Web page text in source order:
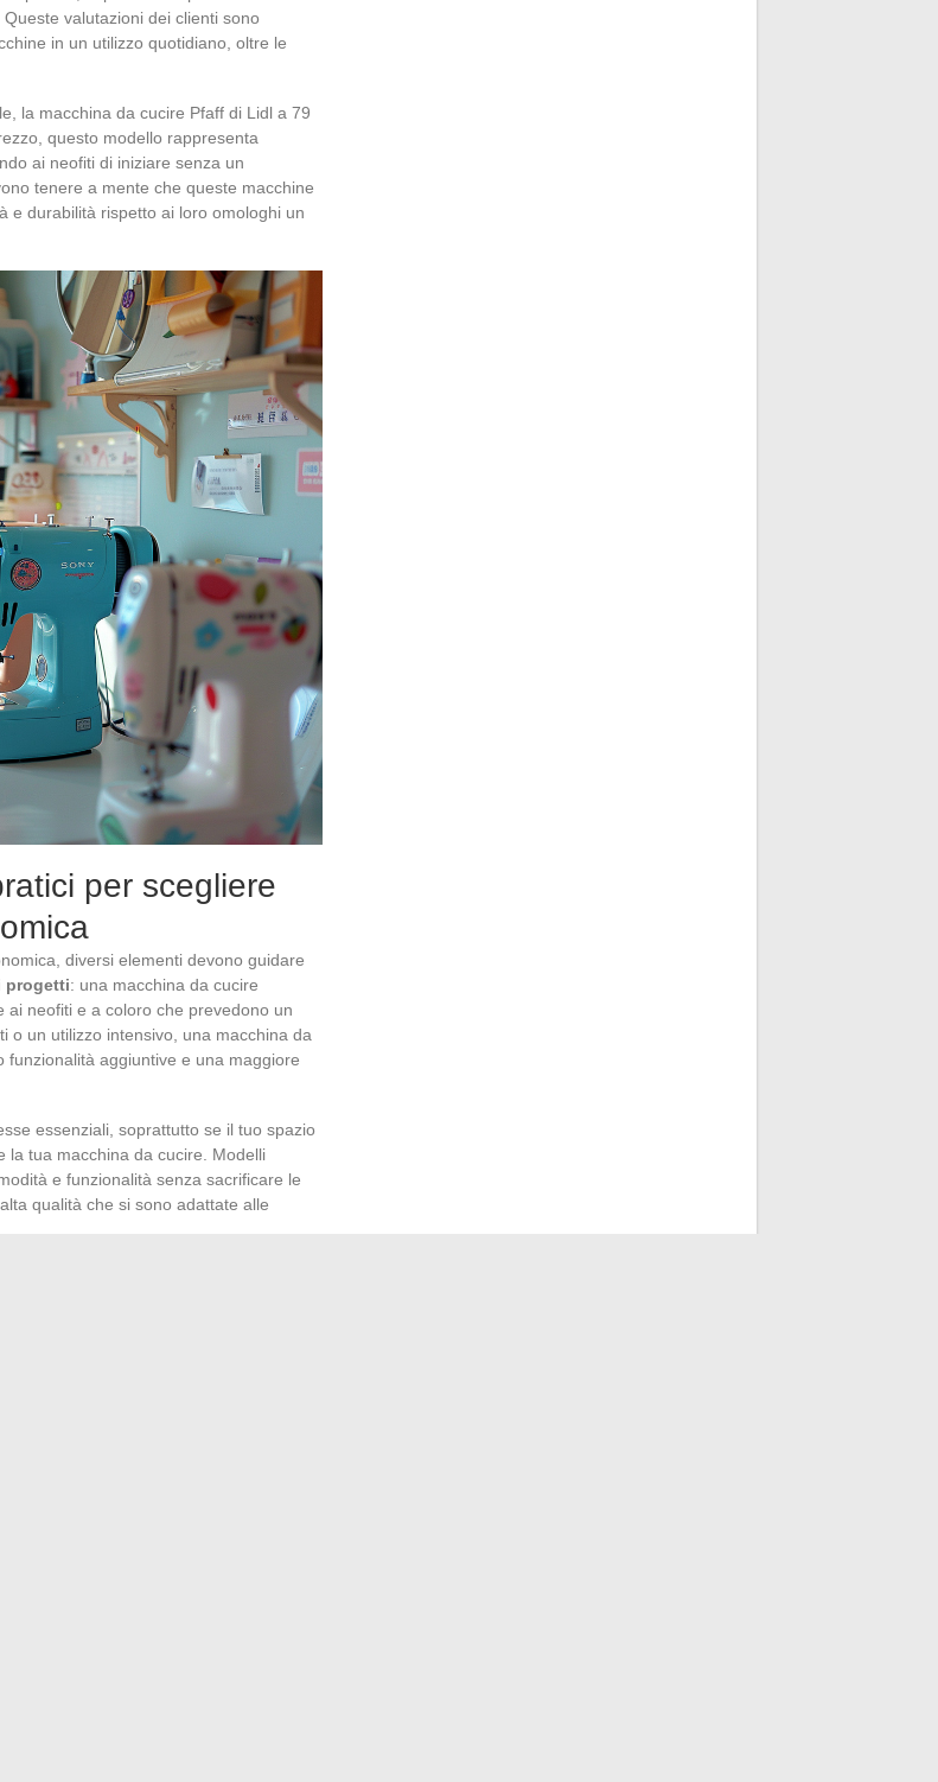
valutazioni dei clienti sono
in un utilizzo quotidiano, oltre le
la macchina da cucire Pfaff di Lidl a 79
questo modello rappresenta
ai neofiti di iniziare senza un
tenere a mente che queste macchine
e durabilità rispetto ai loro omologhi un
per scegliere
diversi elementi devono guidare
progetti: una macchina da cucire
neofiti e a coloro che prevedono un
o un utilizzo intensivo, una macchina da
aggiuntive e una maggiore
essenziali, soprattutto se il tuo spazio
la tua macchina da cucire. Modelli
e funzionalità senza sacrificare le
qualità che si sono adattate alle